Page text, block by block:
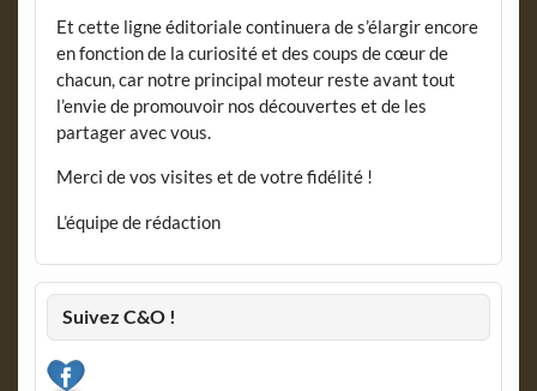
Et cette ligne éditoriale continuera de s’élargir encore
en fonction de la curiosité et des coups de cœur de
chacun, car notre principal moteur reste avant tout
l’envie de promouvoir nos découvertes et de les
partager avec vous.
Merci de vos visites et de votre fidélité !
L’équipe de rédaction
Suivez C&O !